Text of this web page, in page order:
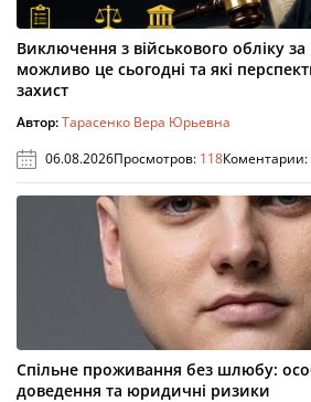
Виключення з військового обліку
можливо це сьогодні та які
захист
Автор:Тарасенко Вера Юрьевна
06.08.2026Просмотров: 118Коментарии:
Спільне проживання без шлюбу:
доведення та юридичні ризики